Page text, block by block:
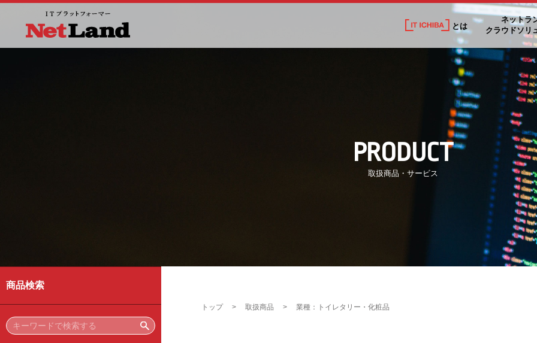
とは
ネットラ
クラウドソリ
PRODUCT
取扱商品・サービス
トップ 取扱商品 業種：トイレタリー・化粧品
商品検索